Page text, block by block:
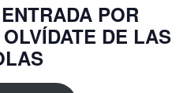
POR
DE LAS